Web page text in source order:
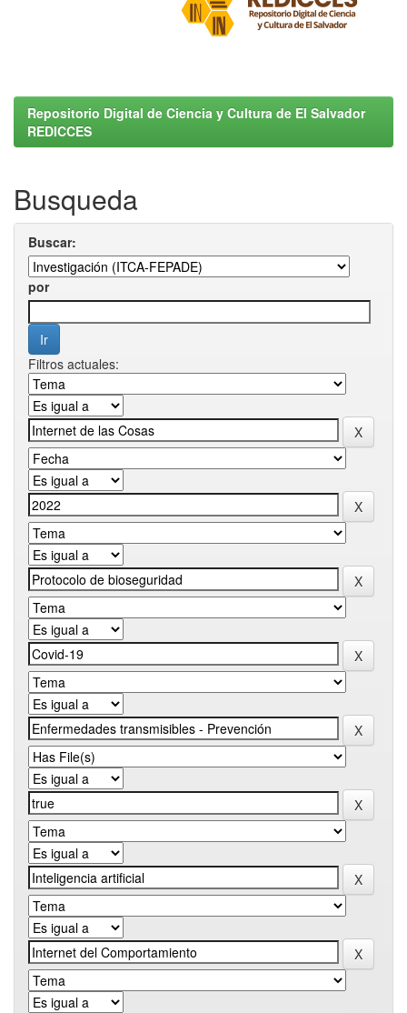
Repositorio Digital de Ciencia y Cultura de El Salvador
REDICCES
Busqueda
Buscar:
por
Filtros actuales: